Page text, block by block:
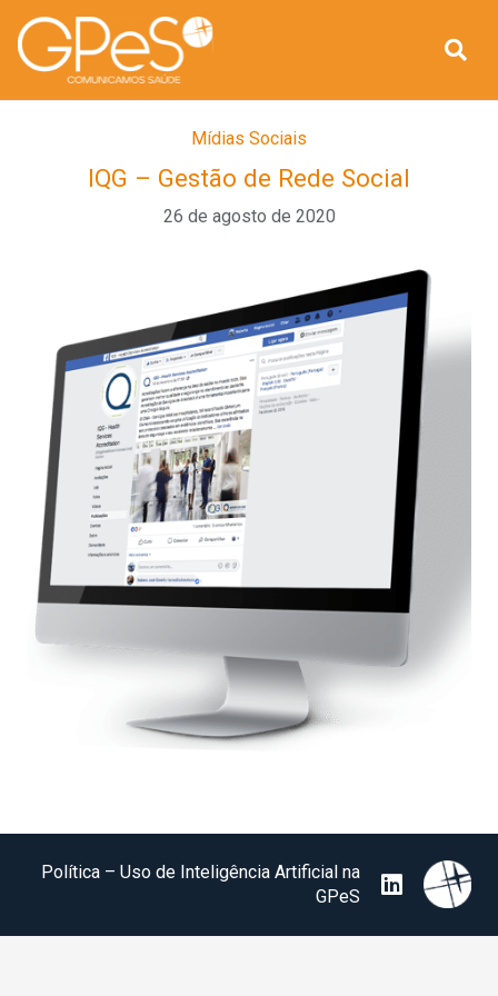
Mídias Sociais
IQG – Gestão de Rede Social
26 de agosto de 2020
Política – Uso de Inteligência Artificial na
GPeS